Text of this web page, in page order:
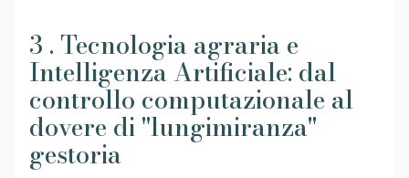
3 . Tecnologia agraria e
Intelligenza Artificiale: dal
controllo computazionale al
dovere di "lungimiranza"
gestoria